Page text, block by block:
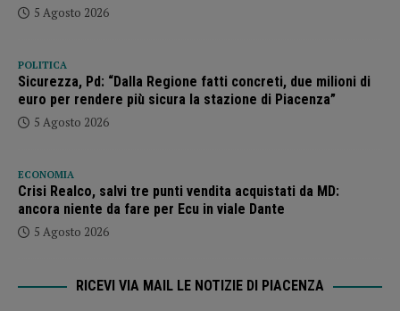
5 Agosto 2026
POLITICA
Sicurezza, Pd: “Dalla Regione fatti concreti, due milioni di
euro per rendere più sicura la stazione di Piacenza”
5 Agosto 2026
ECONOMIA
Crisi Realco, salvi tre punti vendita acquistati da MD:
ancora niente da fare per Ecu in viale Dante
5 Agosto 2026
RICEVI VIA MAIL LE NOTIZIE DI PIACENZA